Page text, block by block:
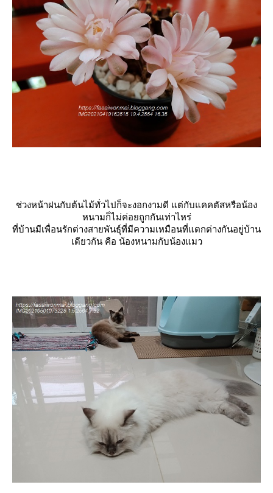
ช่วงหน้าฝนกับต้นไม้ทั่วไปก็จะงอกงามดี แต่กับแคคตัสหรือน้อง
หนามก็ไม่ค่อยถูกกันเท่าไหร่
ที่บ้านมีเพื่อนรักต่างสายพันธุ์ที่มีความเหมือนที่แตกต่างกันอยู่บ้าน
เดียวกัน คือ น้องหนามกับน้องแมว